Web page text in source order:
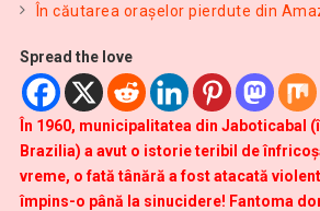
În căutarea oraşelor pierdute din
Spread the love
În 1960, municipalitatea din Jaboticabal
Brazilia) a avut o istorie teribil de
vreme, o fată tânără a fost atacată
împins-o până la sinucidere! Fantoma